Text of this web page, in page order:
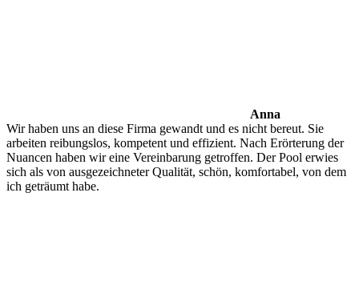
Anna
Wir haben uns an diese Firma gewandt und es nicht bereut. Sie
arbeiten reibungslos, kompetent und effizient. Nach Erörterung der
Nuancen haben wir eine Vereinbarung getroffen. Der Pool erwies
sich als von ausgezeichneter Qualität, schön, komfortabel, von dem
ich geträumt habe.